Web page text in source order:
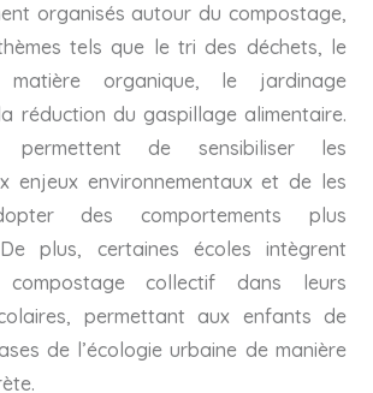
organisés autour du compostage,
tels que le tri des déchets, le
organique, le jardinage
réduction du gaspillage alimentaire.
permettent de sensibiliser les
enjeux environnementaux et de les
des comportements plus
plus, certaines écoles intègrent
collectif dans leurs
permettant aux enfants de
de l’écologie urbaine de manière